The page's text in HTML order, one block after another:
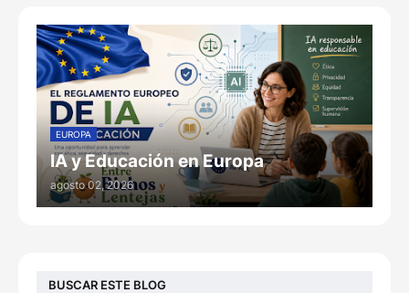
EUROPA
IA y Educación en Europa
agosto 02, 2026
BUSCAR ESTE BLOG